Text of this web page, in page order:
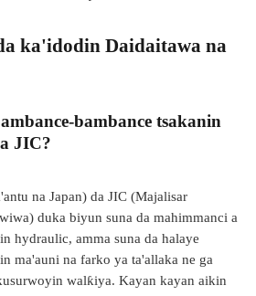
ka'idodin Daidaitawa na
bambance tsakanin
JIC?
na Japan) da JIC (Majalisar
duka biyun suna da mahimmanci a
hydraulic, amma suna da halaye
ma'auni na farko ya ta'allaka ne ga
walƙiya. Kayan kayan aikin